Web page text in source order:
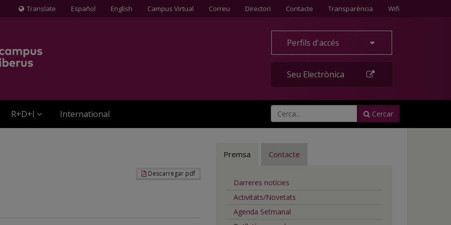
Icona
Translate Español English Campus Virtual Correu Directori Contacte
Contacte Transparència Wifi
Perfils d'accés
Seu Electrònica
R+D+I International Cercar
Descarregar pdf
Premsa Contacte
Darreres notícies
Activitats/Novetats
Agenda Setmanal